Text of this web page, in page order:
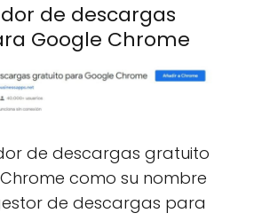
de descargas
Google Chrome
de descargas gratuito
como su nombre
de descargas para